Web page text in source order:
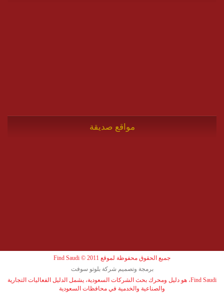
مواقع صديقة
جميع الحقوق محفوظة لموقع Find Saudi © 2011
برمجة وتصميم شركة بلوتو سوفت
Find Saudi، هو دليل ومحرك بحث الشركات السعودية، يشمل الدليل الفعاليات التجارية
والصناعية والخدمية في محافظات السعودية